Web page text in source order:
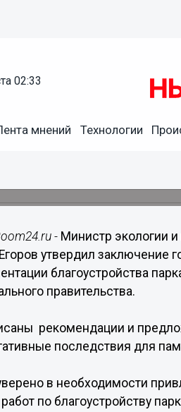
02:33
мнений Технологии
- Министр экологии
утвердил заключение
благоустройства
правительства.
рекомендации и
последствия для
в необходимости
по благоустройству